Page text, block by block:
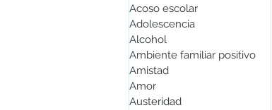
Acoso escolar
Adolescencia
Alcohol
Ambiente familiar positivo
Amistad
Amor
Austeridad